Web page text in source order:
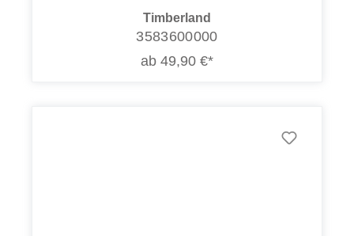
Timberland
3583600000
ab 49,90 €*